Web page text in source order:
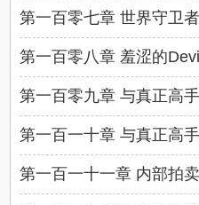
第一百零七章 世界守卫
第一百零八章 羞涩的Devil
第一百零九章 与真正高
第一百一十章 与真正高
第一百一十一章 内部拍卖